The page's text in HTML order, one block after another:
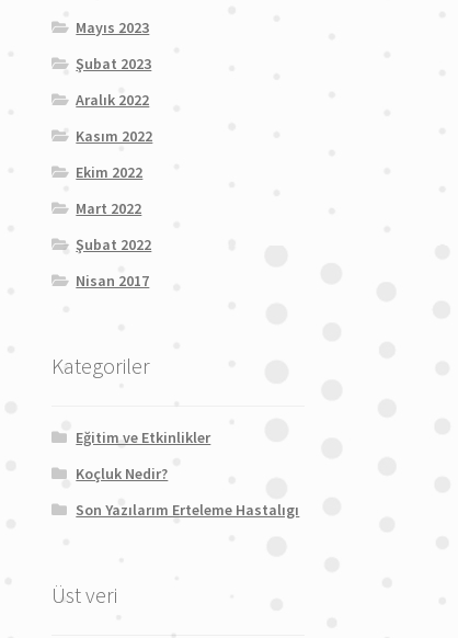
Mayıs 2023
Şubat 2023
Aralık 2022
Kasım 2022
Ekim 2022
Mart 2022
Şubat 2022
Nisan 2017
Kategoriler
Eğitim ve Etkinlikler
Koçluk Nedir?
Son Yazılarım Erteleme Hastalıgı
Üst veri